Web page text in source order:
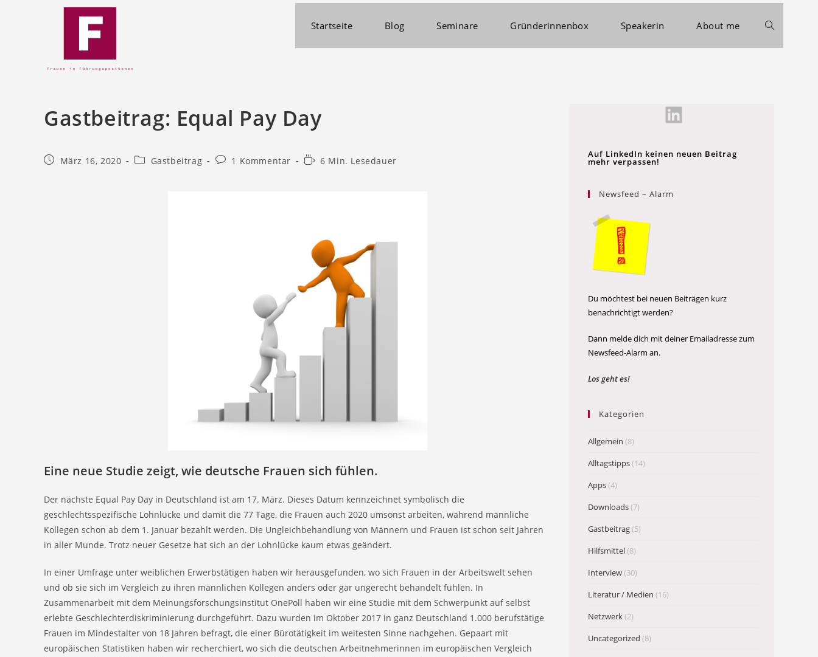
Startseite Blog Seminare Gründerinnenbox Speakerin About me
Gastbeitrag: Equal Pay Day
März 16, 2020 Gastbeitrag 1 Kommentar 6 Min. Lesedauer
Eine neue Studie zeigt, wie deutsche Frauen sich fühlen.
Der nächste Equal Pay Day in Deutschland ist am 17. März. Dieses Datum kennzeichnet symbolisch die
geschlechtsspezifische Lohnlücke und damit die 77 Tage, die Frauen auch 2020 umsonst arbeiten, während männliche
Kollegen schon ab dem 1. Januar bezahlt werden. Die Ungleichbehandlung von Männern und Frauen ist schon seit Jahren
in aller Munde. Trotz neuer Gesetze hat sich an der Lohnlücke kaum etwas geändert.
In einer Umfrage unter weiblichen Erwerbstätigen haben wir herausgefunden, wo sich Frauen in der Arbeitswelt sehen
und ob sie sich im Vergleich zu ihren männlichen Kollegen anders oder gar ungerecht behandelt fühlen. In
Zusammenarbeit mit dem Meinungsforschungsinstitut OnePoll haben wir eine Studie mit dem Schwerpunkt auf selbst
erlebte Geschlechterdiskriminierung durchgeführt. Dazu wurden im Oktober 2017 in ganz Deutschland 1.000 berufstätige
Frauen im Mindestalter von 18 Jahren befragt, die einer Bürotätigkeit im weitesten Sinne nachgehen. Gepaart mit
europäischen Statistiken haben wir recherchiert, wo sich die deutschen Arbeitnehmerinnen im europäischen Vergleich
Auf LinkedIn keinen neuen Beitrag
mehr verpassen!
Newsfeed – Alarm
Du möchtest bei neuen Beiträgen kurz
benachrichtigt werden?
Dann melde dich mit deiner Emailadresse zum
Newsfeed-Alarm an.
Los geht es!
Kategorien
Allgemein (8)
Alltagstipps(14)
Apps(4)
Downloads(7)
Gastbeitrag(5)
Hilfsmittel(8)
Interview(30)
Literatur / Medien (16)
Netzwerk(2)
Uncategorized (8)